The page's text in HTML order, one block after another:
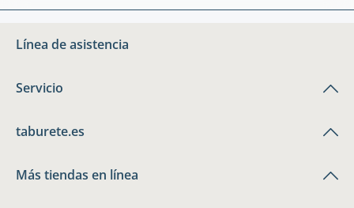
Línea de asistencia
Servicio
taburete.es
Más tiendas en línea